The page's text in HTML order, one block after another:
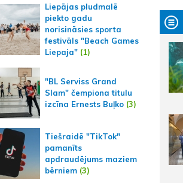
Liepājas pludmalē
piekto gadu
norisināsies sporta
festivāls "Beach Games
Liepaja"(1)
"BL Serviss Grand
Slam" čempiona titulu
izcīna Ernests Buļko(3)
Tiešraidē "TikTok"
pamanīts
apdraudējums maziem
bērniem(3)